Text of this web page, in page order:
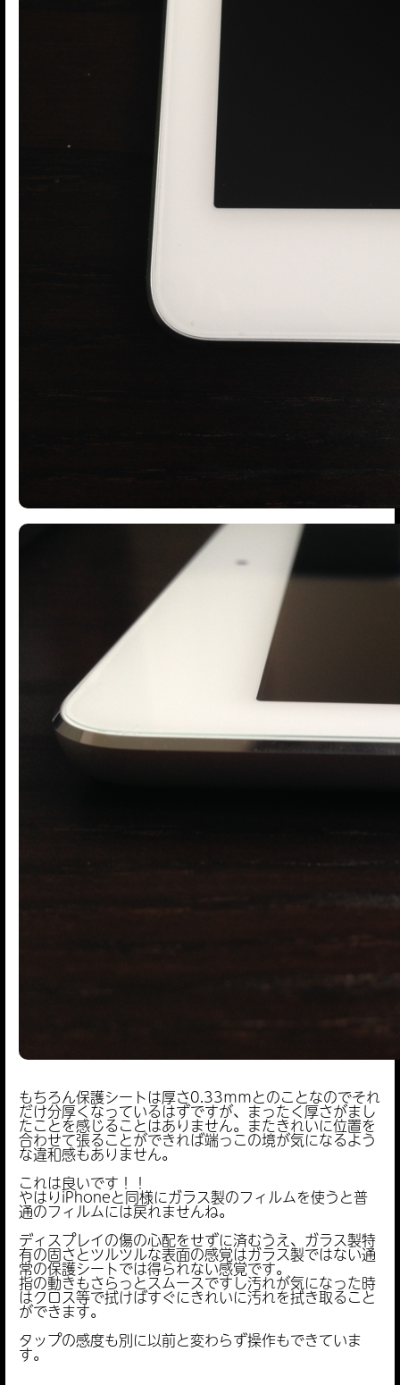
もちろん保護シートは厚さ0.33ｍｍとのことなのでそれ
だけ分厚くなっているはずですが、まったく厚さがまし
たことを感じることはありません。またきれいに位置を
合わせて張ることができれば端っこの境が気になるよう
な違和感もありません。
これは良いです！！
やはりiPhoneと同様にガラス製のフィルムを使うと普
通のフィルムには戻れませんね。
ディスプレイの傷の心配をせずに済むうえ、ガラス製特
有の固さとツルツルな表面の感覚はガラス製ではない通
常の保護シートでは得られない感覚です。
指の動きもさらっとスムースですし汚れが気になった時
はクロス等で拭けばすぐにきれいに汚れを拭き取ること
ができます。
タップの感度も別に以前と変わらず操作もできていま
す。